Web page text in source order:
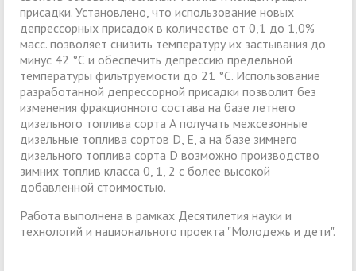
присадки. Установлено, что использование новых
депрессорных присадок в количестве от 0,1 до 1,0%
масс. позволяет снизить температуру их застывания до
минус 42 °С и обеспечить депрессию предельной
температуры фильтруемости до 21 °С. Использование
разработанной депрессорной присадки позволит без
изменения фракционного состава на базе летнего
дизельного топлива сорта А получать межсезонные
дизельные топлива сортов D, Е, а на базе зимнего
дизельного топлива сорта D возможно производство
зимних топлив класса 0, 1, 2 с более высокой
добавленной стоимостью.
Работа выполнена в рамках Десятилетия науки и
технологий и национального проекта "Молодежь и дети".